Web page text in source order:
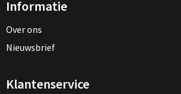
Informatie
Over ons
Nieuwsbrief
Klantenservice